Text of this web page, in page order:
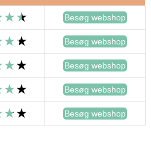
Besøg webshop
Besøg webshop
Besøg webshop
Besøg webshop
Besøg webshop